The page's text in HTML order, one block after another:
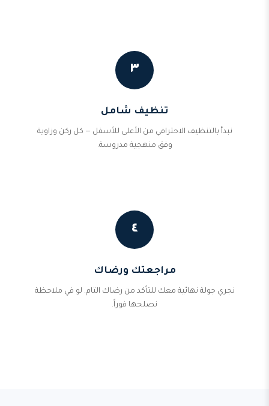
٣
تنظيف شامل
نبدأ بالتنظيف الاحترافي من الأعلى للأسفل — كل ركن وزاوية
وفق منهجية مدروسة.
٤
مراجعتك ورضاك
نجري جولة نهائية معك للتأكد من رضاك التام. لو في ملاحظة
نصلحها فوراً.